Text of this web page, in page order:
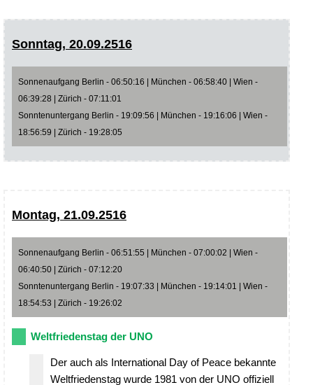
Sonntag, 20.09.2516
Sonnenaufgang Berlin - 06:50:16 | München - 06:58:40 | Wien -
06:39:28 | Zürich - 07:11:01
Sonntenuntergang Berlin - 19:09:56 | München - 19:16:06 | Wien -
18:56:59 | Zürich - 19:28:05
Montag, 21.09.2516
Sonnenaufgang Berlin - 06:51:55 | München - 07:00:02 | Wien -
06:40:50 | Zürich - 07:12:20
Sonntenuntergang Berlin - 19:07:33 | München - 19:14:01 | Wien -
18:54:53 | Zürich - 19:26:02
Weltfriedenstag der UNO
Der auch als International Day of Peace bekannte
Weltfriedenstag wurde 1981 von der UNO offiziell